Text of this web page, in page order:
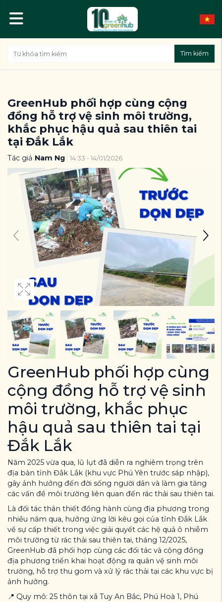
Tìm kiếm
GreenHub phối hợp cùng cộng
đồng hỗ trợ vệ sinh môi trường,
khắc phục hậu quả sau thiên tai
tại Đắk Lắk
Tác giả Nam Ng 14:33 - 14/01/2026
GreenHub phối hợp cùng
cộng đồng hỗ trợ vệ sinh
môi trường, khắc phục
hậu quả sau thiên tai tại
Đắk Lắk
Năm 2025 vừa qua, lũ lụt đã diễn ra nghiêm trọng trên
địa bàn tỉnh Đắk Lắk (khu vực Phú Yên trước sáp nhập),
gây ảnh hưởng đến đời sống người dân và làm gia tăng
các vấn đề môi trường liên quan đến rác thải sau thiên tai.
Là đối tác thân thiết đồng hành cùng địa phương trong
nhiều năm qua, hưởng ứng lời kêu gọi của tỉnh Đắk Lắk
về sự cấp thiết trong việc giải quyết các hệ quả ô nhiễm
môi trường từ rác thải sau thiên tai, tháng 12/2025,
GreenHub đã phối hợp cùng các đối tác và cộng đồng
địa phương triển khai hoạt động ra quân vệ sinh môi
trường, hỗ trợ thu gom và xử lý rác thải tại các khu vực bị
ảnh hưởng.
📍 Quy mô: 25 thôn tại xã Tuy An Bắc, Phú Hoà 1, Phú